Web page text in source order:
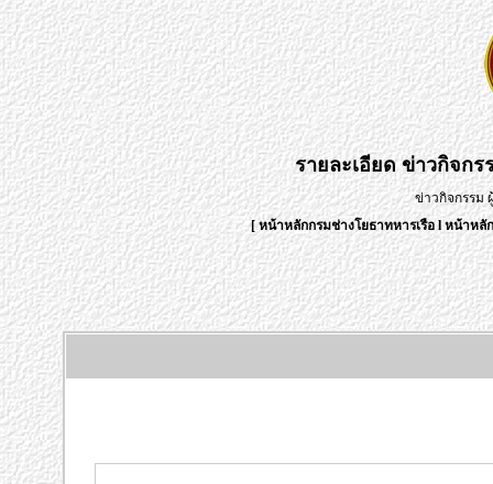
รายละเอียดข่าวกิจกร
ข่าวกิจกรรม
[หน้าหลักกรมช่างโยธาทหารเรือlหน้าหลั